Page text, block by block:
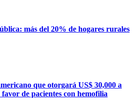
más del 20% de hogares rurales
que otorgará US$ 30,000 a
de pacientes con hemofilia